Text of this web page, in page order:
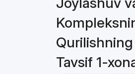
Tavsif 1-